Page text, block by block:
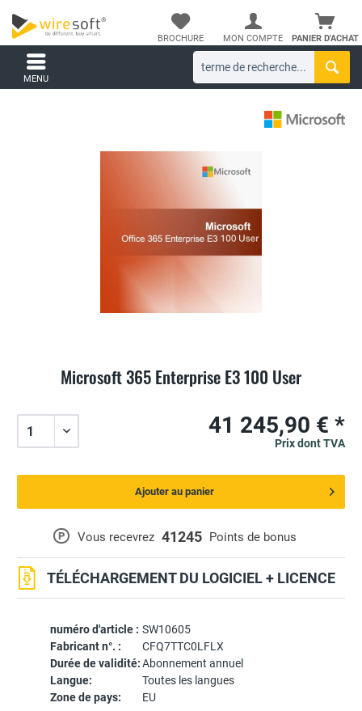
PANIER D'ACHAT
BROCHURE MON COMPTE
MENU
Microsoft 365 Enterprise E3 100 User
numéro d'article : SW10605
Fabricant n°. :
CFQ7TTC0LFLX
Durée de validité:Abonnement annuel
Langue:
Toutes les langues
Zone de pays:
EU
P Vous recevrez 41245 Points de bonus
TÉLÉCHARGEMENT DU LOGICIEL + LICENCE
41 245,90 € *
Prix dont TVA
Ajouter au panier